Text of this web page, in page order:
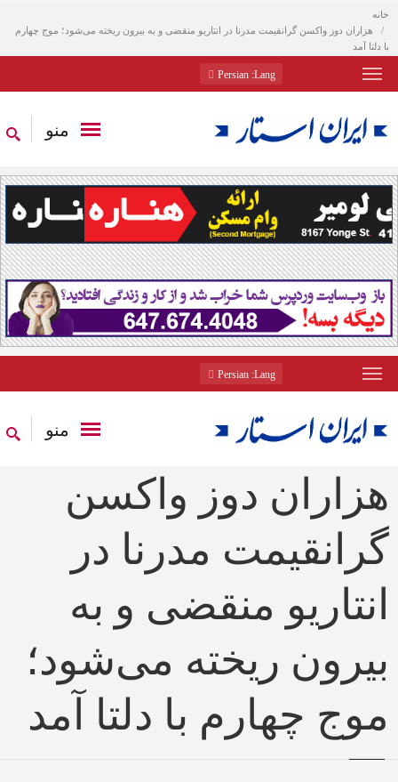
خانه
هزاران دوز واکسن گرانقیمت مدرنا در انتاریو منقضی و به بیرون ریخته می‌شود؛ موج چهارم
با دلتا آمد
Lang
: Persian
منو
Lang
: Persian
منو
هزاران دوز واکسن
گرانقیمت مدرنا در
انتاریو منقضی و به
بیرون ریخته می‌شود؛
موج چهارم با دلتا آمد